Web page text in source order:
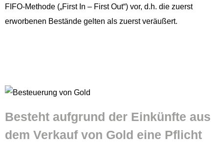
FIFO-Meth­ode („First In – First Out“) vor, d.h. die zuerst
erwor­be­nen Bestände gel­ten als zuerst veräußert.
Beste­ht auf­grund der Einkün­fte aus
dem Verkauf von Gold eine Pflicht